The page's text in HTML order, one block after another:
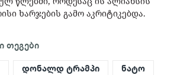
ხარჯების გამო აკრიტიკებდა.
თეგები
დონალდ ტრამპი ნატო